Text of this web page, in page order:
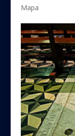
Mapa